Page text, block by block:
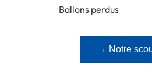
Ballons perdus
→ Notre